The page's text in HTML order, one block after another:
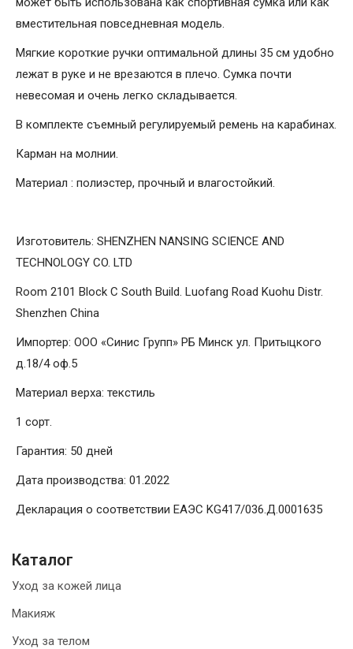
вместительная повседневная модель.
Мягкие короткие ручки оптимальной длины 35 см удобно
лежат в руке и не врезаются в плечо. Сумка почти
невесомая и очень легко складывается.
В комплекте съемный регулируемый ремень на карабинах.
Карман на молнии.
Материал : полиэстер, прочный и влагостойкий.
Изготовитель: SHENZHEN NANSING SCIENCE AND
TECHNOLOGY CO. LTD
Room 2101 Block C South Build. Luofang Road Kuohu Distr.
Shenzhen China
Импортер: ООО «Синис Групп» РБ Минск ул. Притыцкого
д.18/4 оф.5
Материал верха: текстиль
1 сорт.
Гарантия: 50 дней
Дата производства: 01.2022
Декларация о соответствии ЕАЭС KG417/036.Д.0001635
Каталог
Уход за кожей лица
Макияж
Уход за телом